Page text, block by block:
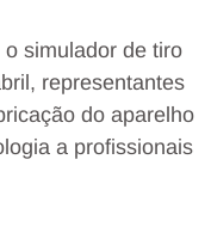
simulador de tiro
representantes
do aparelho
a profissionais